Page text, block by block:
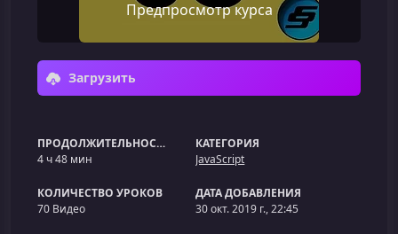
Предпросмотр курса
Загрузить
ПРОДОЛЖИТЕЛЬНОСТЬ
4 ч 48 мин
КАТЕГОРИЯ
JavaScript
КОЛИЧЕСТВО УРОКОВ
70 Видео
ДАТА ДОБАВЛЕНИЯ
30 окт. 2019 г., 22:45